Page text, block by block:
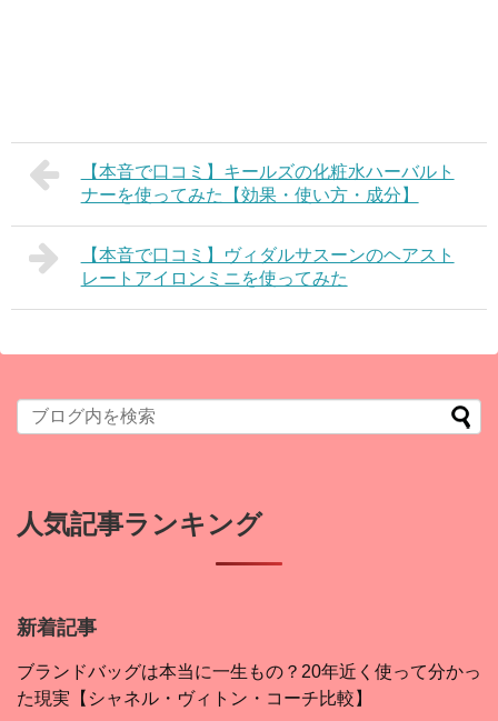
【本音で口コミ】キールズの化粧水ハーバルト
ナーを使ってみた【効果・使い方・成分】
【本音で口コミ】ヴィダルサスーンのヘアスト
レートアイロンミニを使ってみた
人気記事ランキング
新着記事
ブランドバッグは本当に一生もの？20年近く使って分かっ
た現実【シャネル・ヴィトン・コーチ比較】